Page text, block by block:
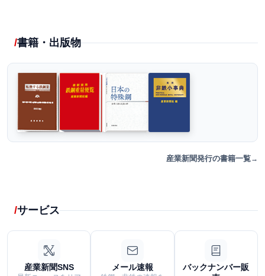
書籍・出版物
産業新聞発行の書籍一覧
サービス
産業新聞SNS メール速報
バックナンバー販